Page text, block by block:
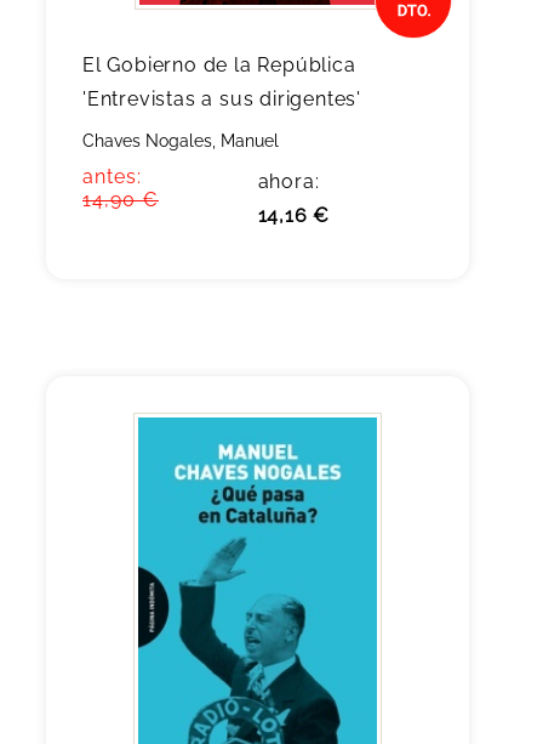
El Gobierno de la República
'Entrevistas a sus dirigentes'
Chaves Nogales, Manuel
antes:
14,90 €
ahora:
14,16 €